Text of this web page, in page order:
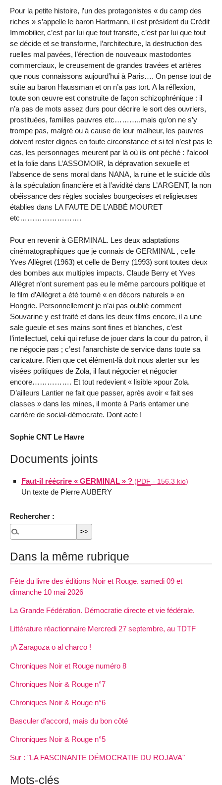
Pour la petite histoire, l’un des protagonistes « du camp des
riches » s’appelle le baron Hartmann, il est président du Crédit
Immobilier, c’est par lui que tout transite, c’est par lui que tout
se décide et se transforme, l’architecture, la destruction des
ruelles mal pavées, l’érection de nouveaux mastodontes
commerciaux, le creusement de grandes travées et artères
que nous connaissons aujourd’hui à Paris…. On pense tout de
suite au baron Haussman et on n’a pas tort. A la réflexion,
toute son œuvre est construite de façon schizophrénique : il
n’a pas de mots assez durs pour décrire le sort des ouvriers,
prostituées, familles pauvres etc………..mais qu’on ne s’y
trompe pas, malgré ou à cause de leur malheur, les pauvres
doivent rester dignes en toute circonstance et si tel n’est pas le
cas, les personnages meurent par là où ils ont péché : l’alcool
et la folie dans L’ASSOMOIR, la dépravation sexuelle et
l’absence de sens moral dans NANA, la ruine et le suicide dûs
à la spéculation financière et à l’avidité dans L’ARGENT, la non
obéissance des règles sociales bourgeoises et religieuses
établies dans LA FAUTE DE L’ABBÉ MOURET
etc…………………….
Pour en revenir à GERMINAL. Les deux adaptations
cinématographiques que je connais de GERMINAL , celle
Yves Allègret (1963) et celle de Berry (1993) sont toutes deux
des bombes aux multiples impacts. Claude Berry et Yves
Allégret n’ont surement pas eu le même parcours politique et
le film d’Allégret a été tourné « en décors naturels » en
Hongrie. Personnellement je n’ai pas oublié comment
Souvarine y est traité et dans les deux films encore, il a une
sale gueule et ses mains sont fines et blanches, c’est
l’intellectuel, celui qui refuse de jouer dans la cour du patron, il
ne négocie pas ; c’est l’anarchiste de service dans toute sa
caricature. Rien que cet élément-là doit nous alerter sur les
visées politiques de Zola, il faut négocier et négocier
encore……………. Et tout redevient « lisible »pour Zola.
D’ailleurs Lantier ne fait que passer, après avoir « fait ses
classes » dans les mines, il monte à Paris entamer une
carrière de social-démocrate. Dont acte !
Sophie CNT Le Havre
Documents joints
Faut-il réécrire « GERMINAL » ? (PDF - 156.3 kio)
Un texte de Pierre AUBERY
Rechercher :
Dans la même rubrique
Fête du livre des éditions Noir et Rouge. samedi 09 et
dimanche 10 mai 2026
La Grande Fédération. Démocratie directe et vie fédérale.
Littérature réactionnaire Mercredi 27 septembre, au TDTF
¡A Zaragoza o al charco !
Chroniques Noir et Rouge numéro 8
Chroniques Noir & Rouge n°7
Chroniques Noir & Rouge n°6
Basculer d’accord, mais du bon côté
Chroniques Noir & Rouge n°5
Sur : "LA FASCINANTE DÉMOCRATIE DU ROJAVA"
Mots-clés